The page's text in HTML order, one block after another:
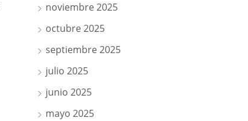
noviembre 2025
octubre 2025
septiembre 2025
julio 2025
junio 2025
mayo 2025